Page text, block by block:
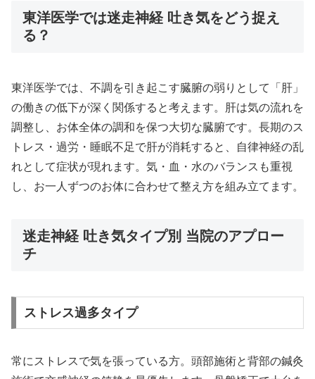
東洋医学では迷走神経 吐き気をどう捉え
る？
東洋医学では、不調を引き起こす臓腑の弱りとして「肝」
の働きの低下が深く関係すると考えます。肝は気の流れを
調整し、お体全体の調和を保つ大切な臓腑です。長期のス
トレス・過労・睡眠不足で肝が消耗すると、自律神経の乱
れとして症状が現れます。気・血・水のバランスも重視
し、お一人ずつのお体に合わせて整え方を組み立てます。
迷走神経 吐き気タイプ別 当院のアプロー
チ
ストレス過多タイプ
常にストレスで気を張っている方。頭部施術と背部の鍼灸